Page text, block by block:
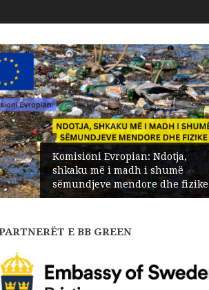
Komisioni Evropian: Ndotja,
shkaku më i madh i shumë
sëmundjeve mendore dhe fizike
E BB GREEN